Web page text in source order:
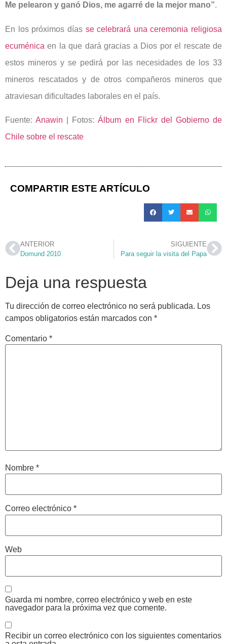
Me pelearon y ganó Dios, me agarré de la mejor mano”.
En los próximos días se celebrará una ceremonia religiosa
ecuménica en la que dará gracias a Dios por el rescate de
estos mineros y se pedirá por las necesidades de los 33
mineros rescatados y de otros compañeros mineros que
atraviesan dificultades laborales en el país.
Fuente:Anawin | Fotos:Álbum en Flickr del Gobierno de
Chile sobre el rescate
COMPARTIR ESTE ARTÍCULO
ANTERIOR
Domund 2010
SIGUIENTE
Para seguir la visita del Papa
Deja una respuesta
Tu dirección de correo electrónico no será publicada. Los
campos obligatorios están marcados con *
Comentario *
Nombre *
Correo electrónico *
Web
Guarda mi nombre, correo electrónico y web en este
navegador para la próxima vez que comente.
Recibir un correo electrónico con los siguientes comentarios